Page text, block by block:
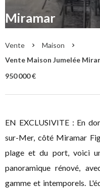
Miramar
Vente
Maison
Vente Maison Jumelée
950 000 €
EN EXCLUSIVITE : En
sur-Mer, côté Miramar
plage et du port, voici
panoramique rénové,
gamme et intemporels.